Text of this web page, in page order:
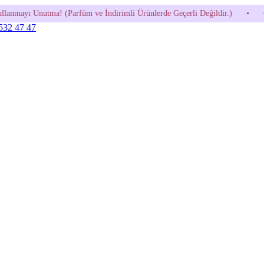
ve İndirimli Ürünlerde Geçerli Değildir.) • 600 TL ve Üzeri
47 47